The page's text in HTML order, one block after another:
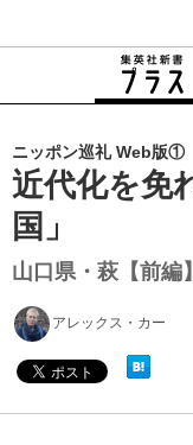
ニッポン巡礼 Web版①
近代化を免
国」
山口県・萩【前編】
アレックス・カー